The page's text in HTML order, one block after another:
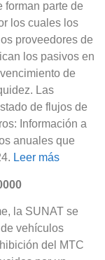
forman parte de
los cuales los
proveedores de
los pasivos en
de
Las
de flujos de
Información a
anuales que
Leer más
la SUNAT se
vehículos
del MTC